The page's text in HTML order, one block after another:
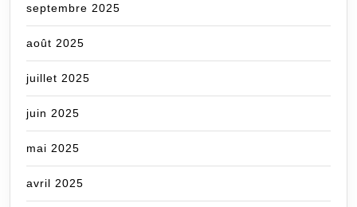
septembre 2025
août 2025
juillet 2025
juin 2025
mai 2025
avril 2025